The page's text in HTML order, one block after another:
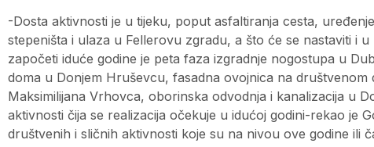
-Dosta aktivnosti je u tijeku, poput asfaltiranja cesta,
stepeništa i ulaza u Fellerovu zgradu, a što će se nastaviti i
započeti iduće godine je peta faza izgradnje nogostupa u
doma u Donjem Hruševcu, fasadna ovojnica na
Maksimilijana Vrhovca, oborinska odvodnja i kanalizacija u
aktivnosti čija se realizacija očekuje u idućoj godini-rekao je
društvenih i sličnih aktivnosti koje su na nivou ove godine ili